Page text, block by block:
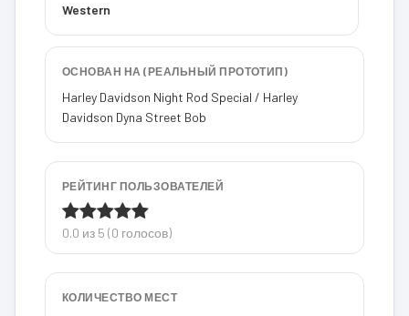
Western
ОСНОВАН НА (РЕАЛЬНЫЙ ПРОТОТИП)
Harley Davidson Night Rod Special / Harley
Davidson Dyna Street Bob
РЕЙТИНГ ПОЛЬЗОВАТЕЛЕЙ
0.0 из 5 (0 голосов)
КОЛИЧЕСТВО МЕСТ